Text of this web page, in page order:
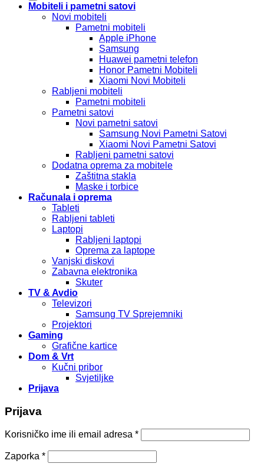
Mobiteli i pametni satovi
Novi mobiteli
Pametni mobiteli
Apple iPhone
Samsung
Huawei pametni telefon
Honor Pametni Mobiteli
Xiaomi Novi Mobiteli
Rabljeni mobiteli
Pametni mobiteli
Pametni satovi
Novi pametni satovi
Samsung Novi Pametni Satovi
Xiaomi Novi Pametni Satovi
Rabljeni pametni satovi
Dodatna oprema za mobitele
Zaštitna stakla
Maske i torbice
Računala i oprema
Tableti
Rabljeni tableti
Laptopi
Rabljeni laptopi
Oprema za laptope
Vanjski diskovi
Zabavna elektronika
Skuter
TV & Avdio
Televizori
Samsung TV Sprejemniki
Projektori
Gaming
Grafične kartice
Dom & Vrt
Kučni pribor
Svjetiljke
Prijava
Prijava
Korisničko ime ili email adresa *
Zaporka *